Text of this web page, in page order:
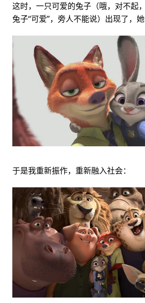
这时，一只可爱的兔子（哦，对不起
兔子“可爱”，旁人不能说）出现了，她
于是我重新振作，重新融入社会：